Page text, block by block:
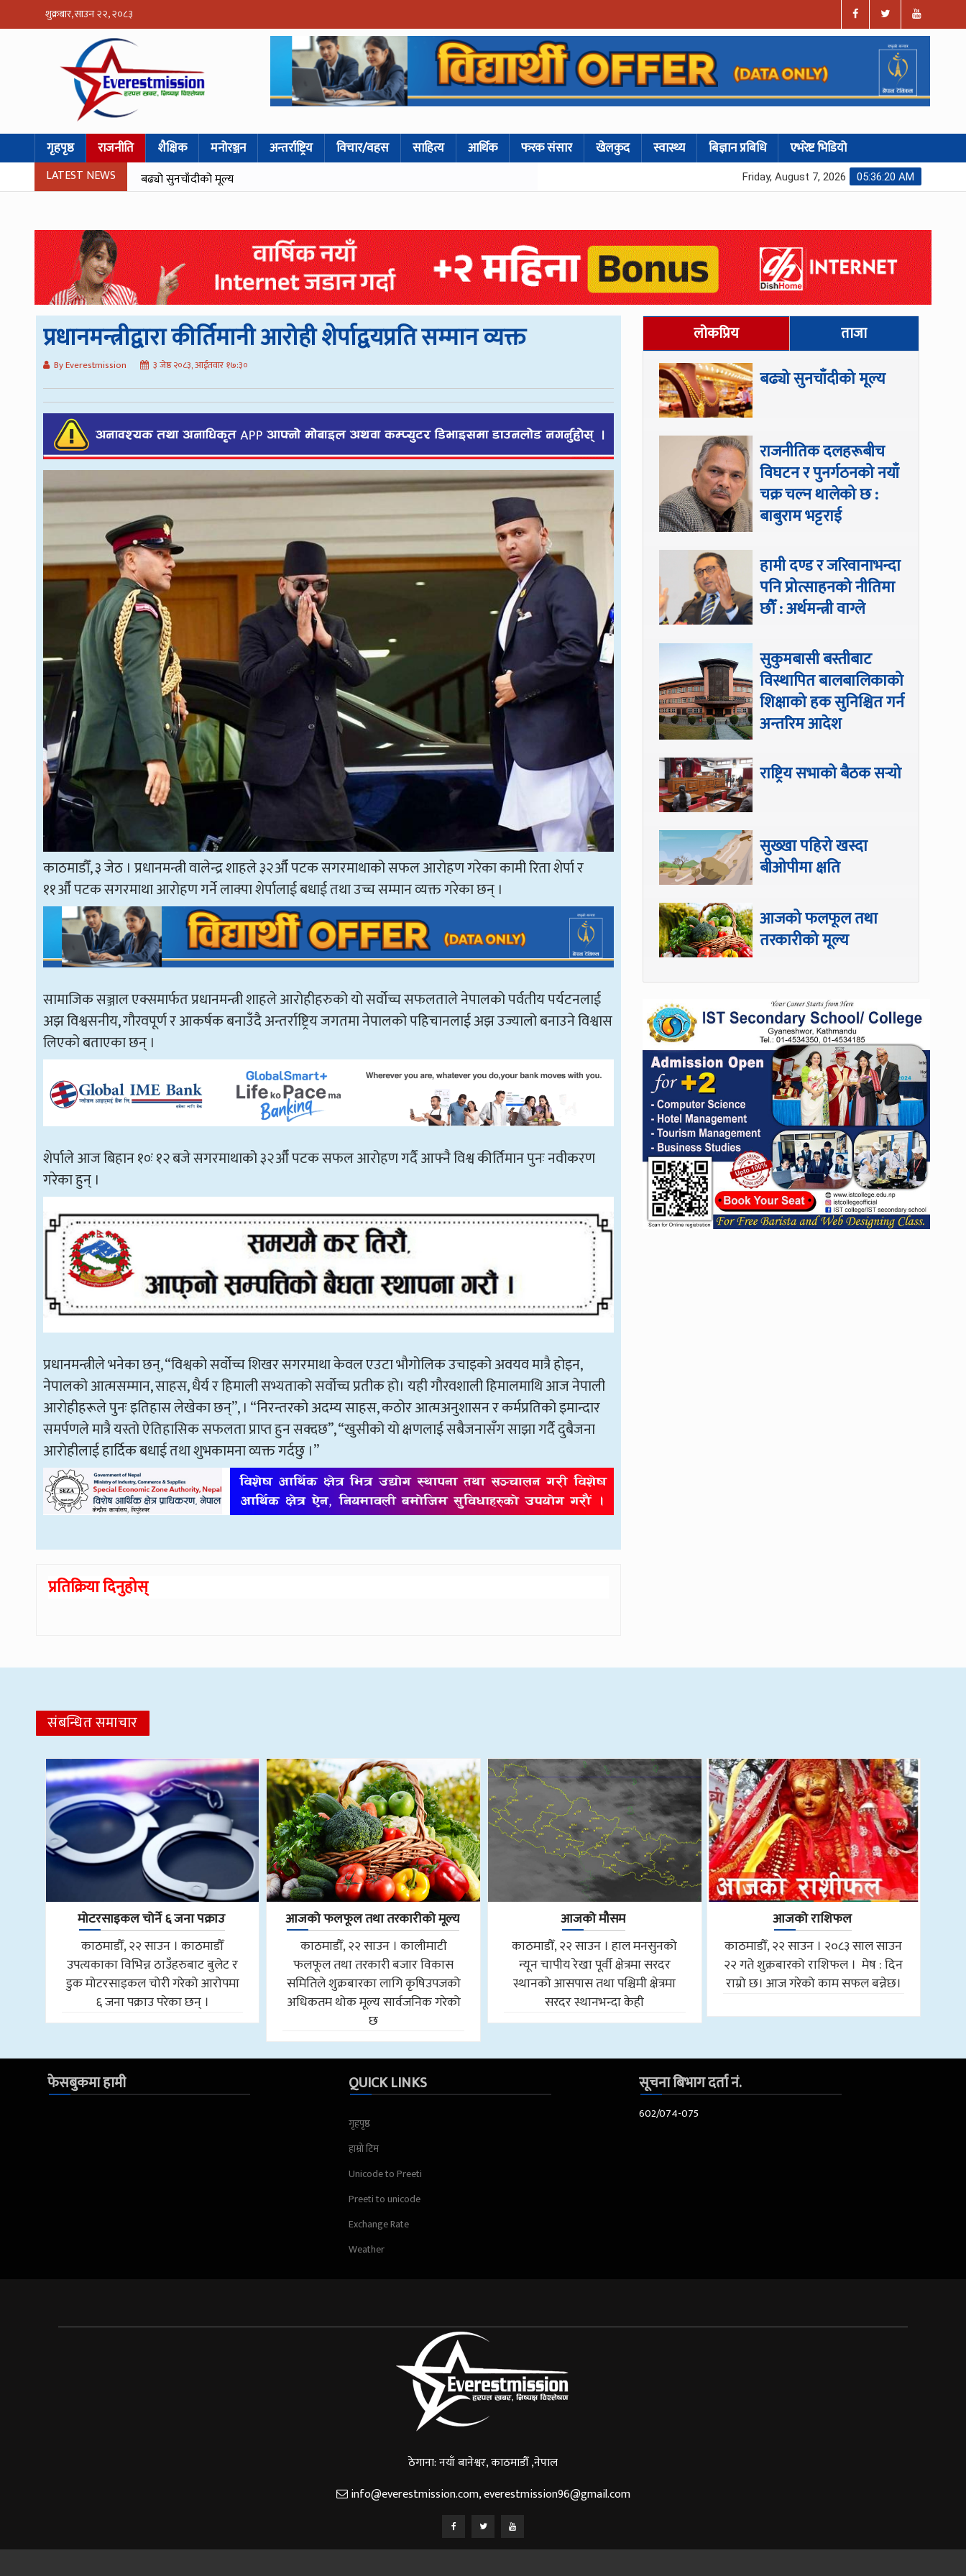
शुक्रबार, साउन २२, २०८३
गृहपृष्ठ राजनीति शैक्षिक मनोरञ्जन अन्तर्राष्ट्रिय विचार/वहस साहित्य आर्थिक फरक संसार खेलकुद स्वास्थ्य बिज्ञान प्रबिधि एभरेष्ट भिडियो
LATEST NEWS बढ्यो सुनचाँदीको मूल्य 05:36:21 AM
Friday, August 7, 2026
प्रधानमन्त्रीद्वारा कीर्तिमानी आरोही शेर्पाद्वयप्रति सम्मान व्यक्त
By Everestmission ३ जेष्ठ २०८३, आईतवार १७:३०
काठमाडौँ, ३ जेठ । प्रधानमन्त्री वालेन्द्र शाहले ३२औँ पटक सगरमाथाको सफल आरोहण गरेका कामी रिता शेर्पा र
११औँ पटक सगरमाथा आरोहण गर्ने लाक्पा शेर्पालाई बधाई तथा उच्च सम्मान व्यक्त गरेका छन् ।
सामाजिक सञ्जाल एक्समार्फत प्रधानमन्त्री शाहले आरोहीहरुको यो सर्वोच्च सफलताले नेपालको पर्वतीय पर्यटनलाई
अझ विश्वसनीय, गौरवपूर्ण र आकर्षक बनाउँदै अन्तर्राष्ट्रिय जगतमा नेपालको पहिचानलाई अझ उज्यालो बनाउने विश्वास
लिएको बताएका छन् ।
शेर्पाले आज बिहान १०ः १२ बजे सगरमाथाको ३२औँ पटक सफल आरोहण गर्दै आफ्नै विश्व कीर्तिमान पुनः नवीकरण
गरेका हुन् ।
प्रधानमन्त्रीले भनेका छन्, “विश्वको सर्वोच्च शिखर सगरमाथा केवल एउटा भौगोलिक उचाइको अवयव मात्रै होइन,
नेपालको आत्मसम्मान, साहस, धैर्य र हिमाली सभ्यताको सर्वोच्च प्रतीक हो। यही गौरवशाली हिमालमाथि आज नेपाली
आरोहीहरूले पुनः इतिहास लेखेका छन्”, । “निरन्तरको अदम्य साहस, कठोर आत्मअनुशासन र कर्मप्रतिको इमान्दार
समर्पणले मात्रै यस्तो ऐतिहासिक सफलता प्राप्त हुन सक्दछ”, “खुसीको यो क्षणलाई सबैजनासँग साझा गर्दै दुबैजना
आरोहीलाई हार्दिक बधाई तथा शुभकामना व्यक्त गर्दछु ।”
प्रतिक्रिया दिनुहोस्
लोकप्रिय ताजा
बढ्यो सुनचाँदीको मूल्य
राजनीतिक दलहरूबीच
विघटन र पुनर्गठनको नयाँ
चक्र चल्न थालेको छ :
बाबुराम भट्टराई
हामी दण्ड र जरिवानाभन्दा
पनि प्रोत्साहनको नीतिमा
छौँ : अर्थमन्त्री वाग्ले
सुकुमबासी बस्तीबाट
विस्थापित बालबालिकाको
शिक्षाको हक सुनिश्चित गर्न
अन्तरिम आदेश
राष्ट्रिय सभाको बैठक सर्‍यो
सुख्खा पहिरो खस्दा
बीओपीमा क्षति
आजको फलफूल तथा
तरकारीको मूल्य
संबन्धित समाचार
मोटरसाइकल चोर्ने ६ जना पक्राउ
काठमाडौँ, २२ साउन । काठमाडौँ
उपत्यकाका विभिन्न ठाउँहरुबाट बुलेट र
डुक मोटरसाइकल चोरी गरेको आरोपमा
६ जना पक्राउ परेका छन् ।
आजको फलफूल तथा तरकारीको मूल्य
काठमाडौँ, २२ साउन । कालीमाटी
फलफूल तथा तरकारी बजार विकास
समितिले शुक्रबारका लागि कृषिउपजको
अधिकतम थोक मूल्य सार्वजनिक गरेको
छ
आजको मौसम
काठमाडौँ, २२ साउन । हाल मनसुनको
न्यून चापीय रेखा पूर्वी क्षेत्रमा सरदर
स्थानको आसपास तथा पश्चिमी क्षेत्रमा
सरदर स्थानभन्दा केही
आजको राशिफल
काठमाडौँ, २२ साउन । २०८३ साल साउन
२२ गते शुक्रबारको राशिफल । मेष : दिन
राम्रो छ। आज गरेको काम सफल बन्नेछ।
फेसबुकमा हामी QUICK LINKS
गृहपृष्ठ
हाम्रो टिम
Unicode to Preeti
Preeti to unicode
Exchange Rate
Weather
सूचना बिभाग दर्ता नं.
602/074-075
ठेगाना: नयाँ बानेश्वर, काठमाडौँ ,नेपाल
info@everestmission.com,everestmission96@gmail.com